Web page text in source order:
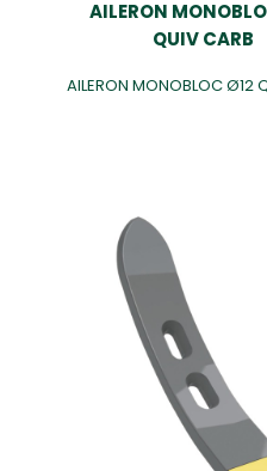
AILERON
QUIV CARB
AILERON MONOBLOC Ø12